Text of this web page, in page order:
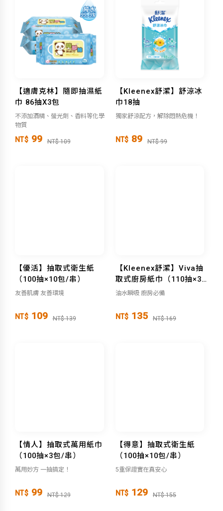
【適膚克林】隨即抽濕紙
巾 86抽X3包
不添加酒精、螢光劑、香料等化學
物質
NT$ 99 NT$ 109
【Kleenex舒潔】舒涼冰
巾18抽
獨家舒涼配方，解除悶熱危機！
NT$ 89 NT$ 99
【優活】抽取式衛生紙
（100抽×10包/串）
友善肌膚 友善環境
NT$ 109 NT$ 139
【Kleenex舒潔】Viva抽
取式廚房紙巾（110抽×3
包/串）
油水瞬吸 廚房必備
NT$ 135 NT$ 169
【情人】抽取式萬用紙巾
（100抽×3包/串）
萬用妙方 一抽搞定！
NT$ 99 NT$ 129
【得意】抽取式衛生紙
（100抽×10包/串）
5重保證實在真安心
NT$ 129 NT$ 155